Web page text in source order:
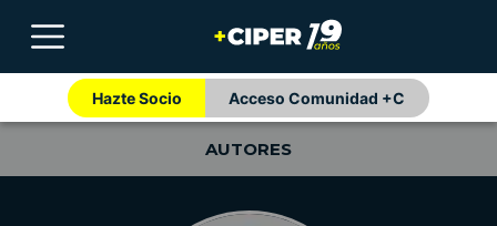
Hazte Socio Acceso Comunidad +C
AUTORES